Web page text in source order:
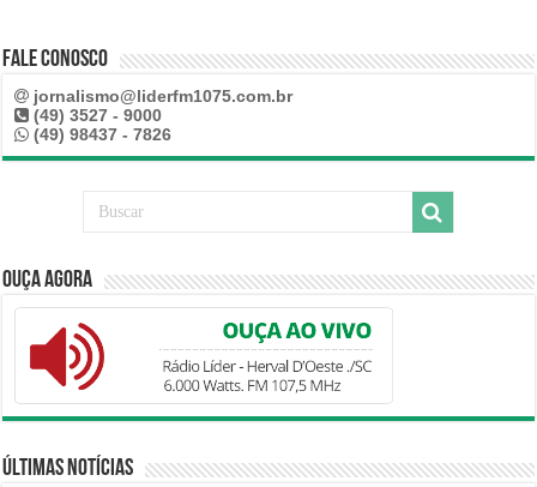
Fale Conosco
jornalismo@liderfm1075.com.br
(49) 3527 - 9000
(49) 98437 - 7826
Ouça Agora
Últimas Notícias